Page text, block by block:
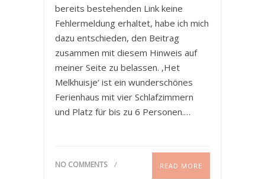
bereits bestehenden Link keine
Fehlermeldung erhaltet, habe ich mich
dazu entschieden, den Beitrag
zusammen mit diesem Hinweis auf
meiner Seite zu belassen. ‚Het
Melkhuisje‘ ist ein wunderschönes
Ferienhaus mit vier Schlafzimmern
und Platz für bis zu 6 Personen.…
NO COMMENTS READ MORE